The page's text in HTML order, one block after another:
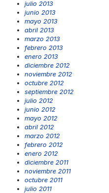
julio 2013
junio 2013
mayo 2013
abril 2013
marzo 2013
febrero 2013
enero 2013
diciembre 2012
noviembre 2012
octubre 2012
septiembre 2012
julio 2012
junio 2012
mayo 2012
abril 2012
marzo 2012
febrero 2012
enero 2012
diciembre 2011
noviembre 2011
octubre 2011
julio 2011